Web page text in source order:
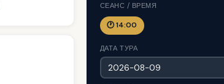
СЕАНС / ВРЕМЯ
🕐 14:00
ДАТА ТУРА